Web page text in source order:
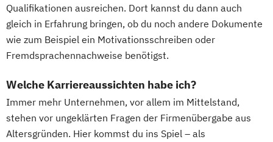
Qualifikationen ausreichen. Dort kannst du dann auch
gleich in Erfahrung bringen, ob du noch andere Dokumente
wie zum Beispiel ein Motivationsschreiben oder
Fremdsprachennachweise benötigst.
Welche Karriereaussichten habe ich?
Immer mehr Unternehmen, vor allem im Mittelstand,
stehen vor ungeklärten Fragen der Firmenübergabe aus
Altersgründen. Hier kommst du ins Spiel – als